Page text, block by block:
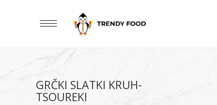
GRČKI SLATKI KRUH-
TSOUREKI